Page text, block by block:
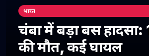
भारत
चंबा में बड़ा बस हादसा:
की मौत, कई घायल